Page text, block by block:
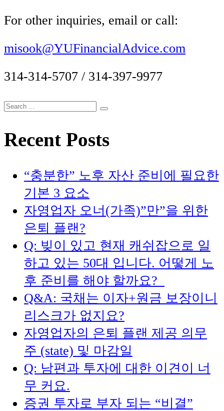
For other inquiries, email or call:
misook@YUFinancialAdvice.com
314-314-5707 / 314-397-9977
Search
Search
Recent Posts
“충분한” 노후 자산 준비에 필요한
기본 3 요소
자영업자 오너(가족)”만”을 위한
은퇴 플랜?
Q: 빚이 있고 현재 캐쉬잡으로 일
하고 있는 50대 입니다. 어떻게 노
후 준비를 해야 할까요?
Q&A: 국채는 이자+원금 보장이니
리스크가 없지요?
자영업자의 은퇴 플랜 제공 의무
주 (state) 및 마감일
Q: 남편과 투자에 대한 이견이 너
무 커요.
증권 투자로 부자 되는 “비결”